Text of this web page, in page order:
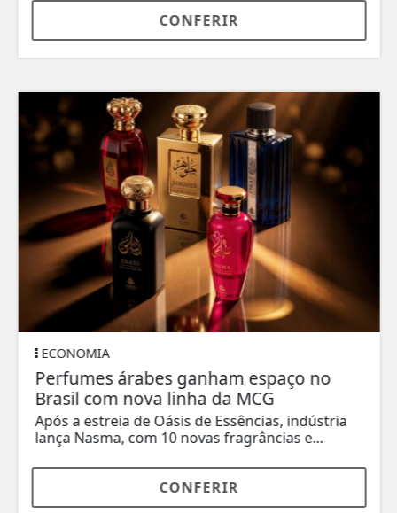
CONFERIR
ECONOMIA
Perfumes árabes ganham espaço no
Brasil com nova linha da MCG
Após a estreia de Oásis de Essências, indústria
lança Nasma, com 10 novas fragrâncias e...
CONFERIR